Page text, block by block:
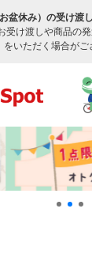
盆休み）の受け渡
受け渡しや商品の
をいただく場合がご